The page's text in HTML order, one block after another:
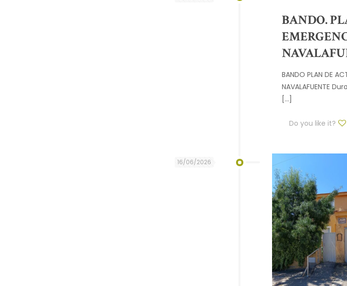
BANDO.
BANDO PLAN DE
NAVALAFUENTE
[…]
Do you like it?
16/06/2026